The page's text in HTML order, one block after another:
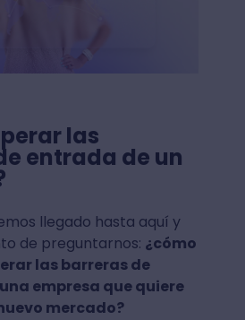
las
entrada de un
llegado hasta aquí y
de preguntarnos: ¿cómo
las barreras de
empresa que quiere
mercado?